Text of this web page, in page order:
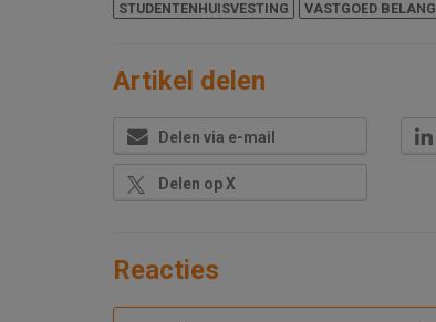
STUDENTENHUISVESTING VASTGOED BELANG
Artikel delen
Delen via e-mail
Delen op X
Reacties